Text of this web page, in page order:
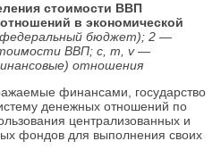
стоимости ВВП
в экономической
бюджет); 2 —
ВВП; c, m, v —
отношения
финансами, государство
денежных отношений по
централизованных и
фондов для выполнения своих